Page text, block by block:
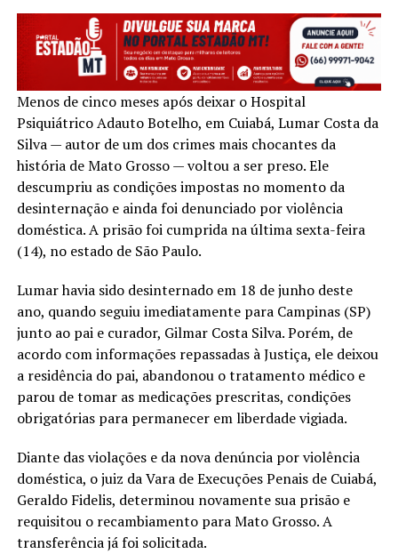
Menos de cinco meses após deixar o Hospital
Psiquiátrico Adauto Botelho, em Cuiabá, Lumar Costa da
Silva — autor de um dos crimes mais chocantes da
história de Mato Grosso — voltou a ser preso. Ele
descumpriu as condições impostas no momento da
desinternação e ainda foi denunciado por violência
doméstica. A prisão foi cumprida na última sexta-feira
(14), no estado de São Paulo.
Lumar havia sido desinternado em 18 de junho deste
ano, quando seguiu imediatamente para Campinas (SP)
junto ao pai e curador, Gilmar Costa Silva. Porém, de
acordo com informações repassadas à Justiça, ele deixou
a residência do pai, abandonou o tratamento médico e
parou de tomar as medicações prescritas, condições
obrigatórias para permanecer em liberdade vigiada.
Diante das violações e da nova denúncia por violência
doméstica, o juiz da Vara de Execuções Penais de Cuiabá,
Geraldo Fidelis, determinou novamente sua prisão e
requisitou o recambiamento para Mato Grosso. A
transferência já foi solicitada.